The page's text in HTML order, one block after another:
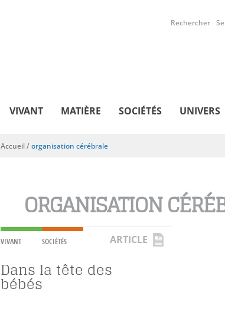
Rechercher
VIVANT MATIÈRE SOCIÉTÉS UNIVERS
Vous êtes ici
Accueil/organisation cérébrale
ORGANISATION
VIVANT SOCIÉTÉS ARTICLE
Dans la tête des
bébés